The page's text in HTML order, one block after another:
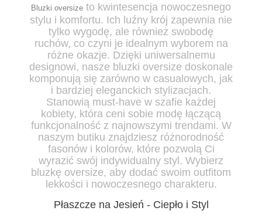
Bluzki oversize to kwintesencja nowoczesnego
stylu i komfortu. Ich luźny krój zapewnia nie
tylko wygodę, ale również swobodę
ruchów, co czyni je idealnym wyborem na
różne okazje. Dzięki uniwersalnemu
designowi, nasze bluzki oversize doskonale
komponują się zarówno w casualowych, jak
i bardziej eleganckich stylizacjach.
Stanowią must-have w szafie każdej
kobiety, która ceni sobie modę łączącą
funkcjonalność z najnowszymi trendami. W
naszym butiku znajdziesz różnorodność
fasonów i kolorów, które pozwolą Ci
wyrazić swój indywidualny styl. Wybierz
bluzkę oversize, aby dodać swoim outfitom
lekkości i nowoczesnego charakteru.
Płaszcze na Jesień - Ciepło i Styl